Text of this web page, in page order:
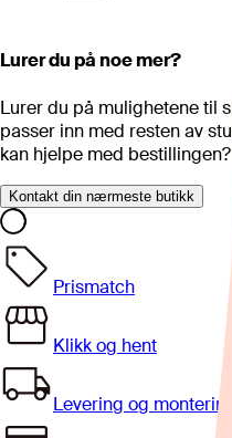
Lurer du på noe mer?
Lurer du på mulighetene til
passer inn med resten av
kan hjelpe med bestillingen?
Kontakt din nærmeste butikk
Prismatch
Klikk og hent
Levering og montering